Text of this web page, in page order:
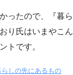
ったので、『暮ら
り氏はいまやこん
トです。
しの先にあるもの